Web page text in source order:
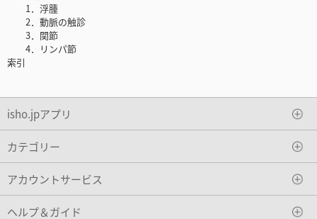
1．浮腫
2．動脈の触診
3．関節
4．リンパ節
索引
isho.jpアプリ
カテゴリー
アカウントサービス
ヘルプ＆ガイド